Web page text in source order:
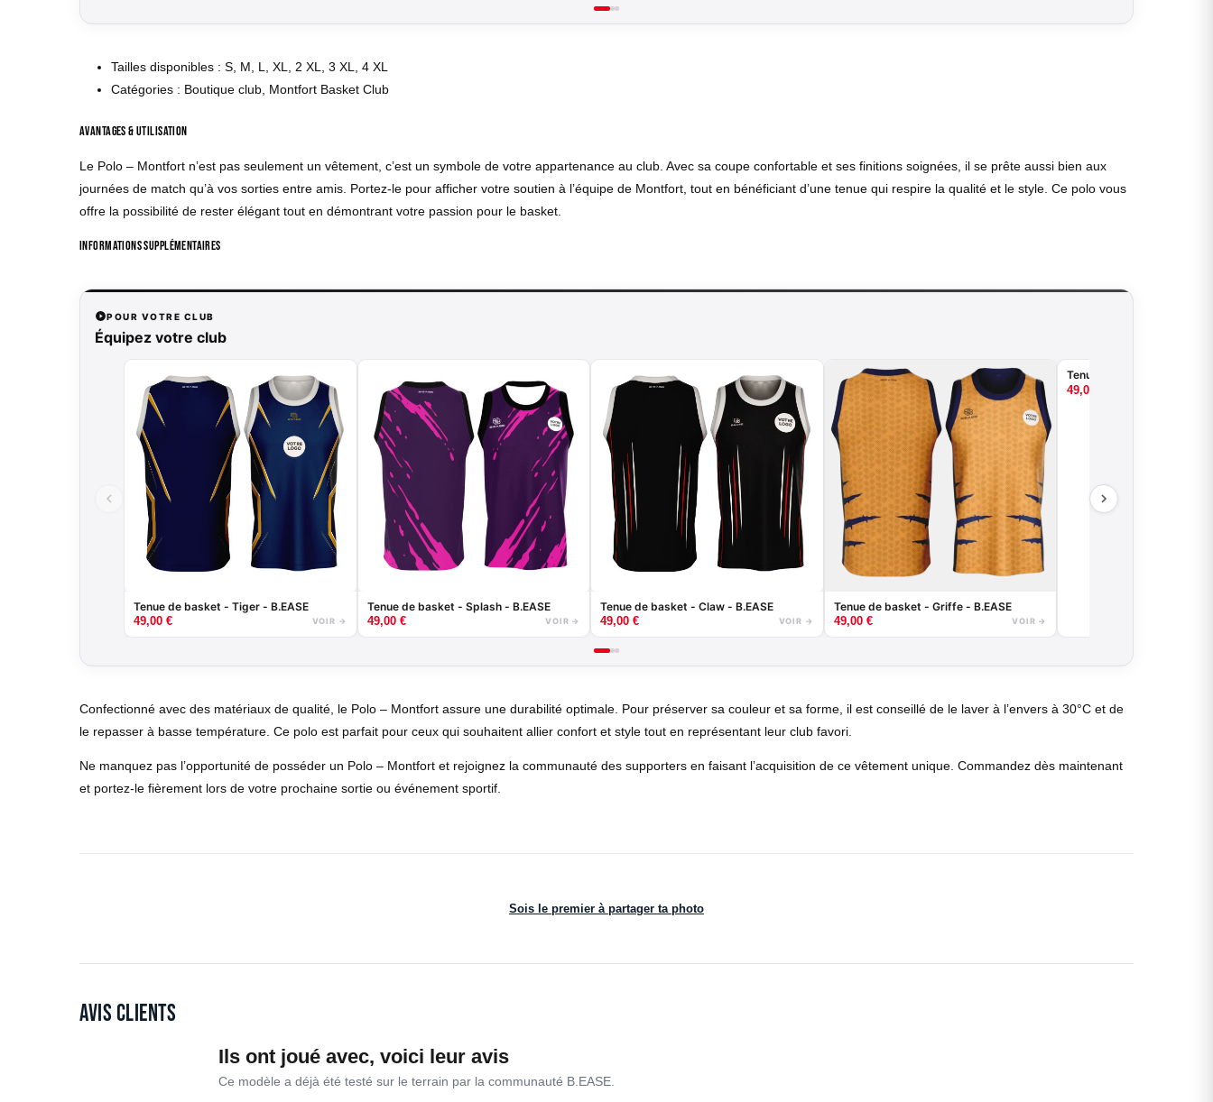
Tailles disponibles : S, M, L, XL, 2 XL, 3 XL, 4 XL
Catégories : Boutique club, Montfort Basket Club
Avantages & Utilisation
Le Polo – Montfort n’est pas seulement un vêtement, c’est un symbole de votre appartenance au club. Avec sa coupe confortable et ses finitions soignées, il se prête aussi bien aux
journées de match qu’à vos sorties entre amis. Portez-le pour afficher votre soutien à l’équipe de Montfort, tout en bénéficiant d’une tenue qui respire la qualité et le style. Ce polo vous
offre la possibilité de rester élégant tout en démontrant votre passion pour le basket.
Informations supplémentaires
POUR VOTRE CLUB
Équipez votre club
Tenue de basket - Tiger - B.EASE
49,00 € VOIR →
Tenue de basket - Splash - B.EASE
49,00 € VOIR →
Tenue de basket - Claw - B.EASE
49,00 € VOIR →
Tenue de basket - Griffe - B.EASE
49,00 € VOIR →
Tenue de basket - Rounded
49,00
Confectionné avec des matériaux de qualité, le Polo – Montfort assure une durabilité optimale. Pour préserver sa couleur et sa forme, il est conseillé de le laver à l’envers à 30°C et de
le repasser à basse température. Ce polo est parfait pour ceux qui souhaitent allier confort et style tout en représentant leur club favori.
Ne manquez pas l’opportunité de posséder un Polo – Montfort et rejoignez la communauté des supporters en faisant l’acquisition de ce vêtement unique. Commandez dès maintenant
et portez-le fièrement lors de votre prochaine sortie ou événement sportif.
Sois le premier à partager ta photo
Avis clients
Ils ont joué avec, voici leur avis
Ce modèle a déjà été testé sur le terrain par la communauté B.EASE.